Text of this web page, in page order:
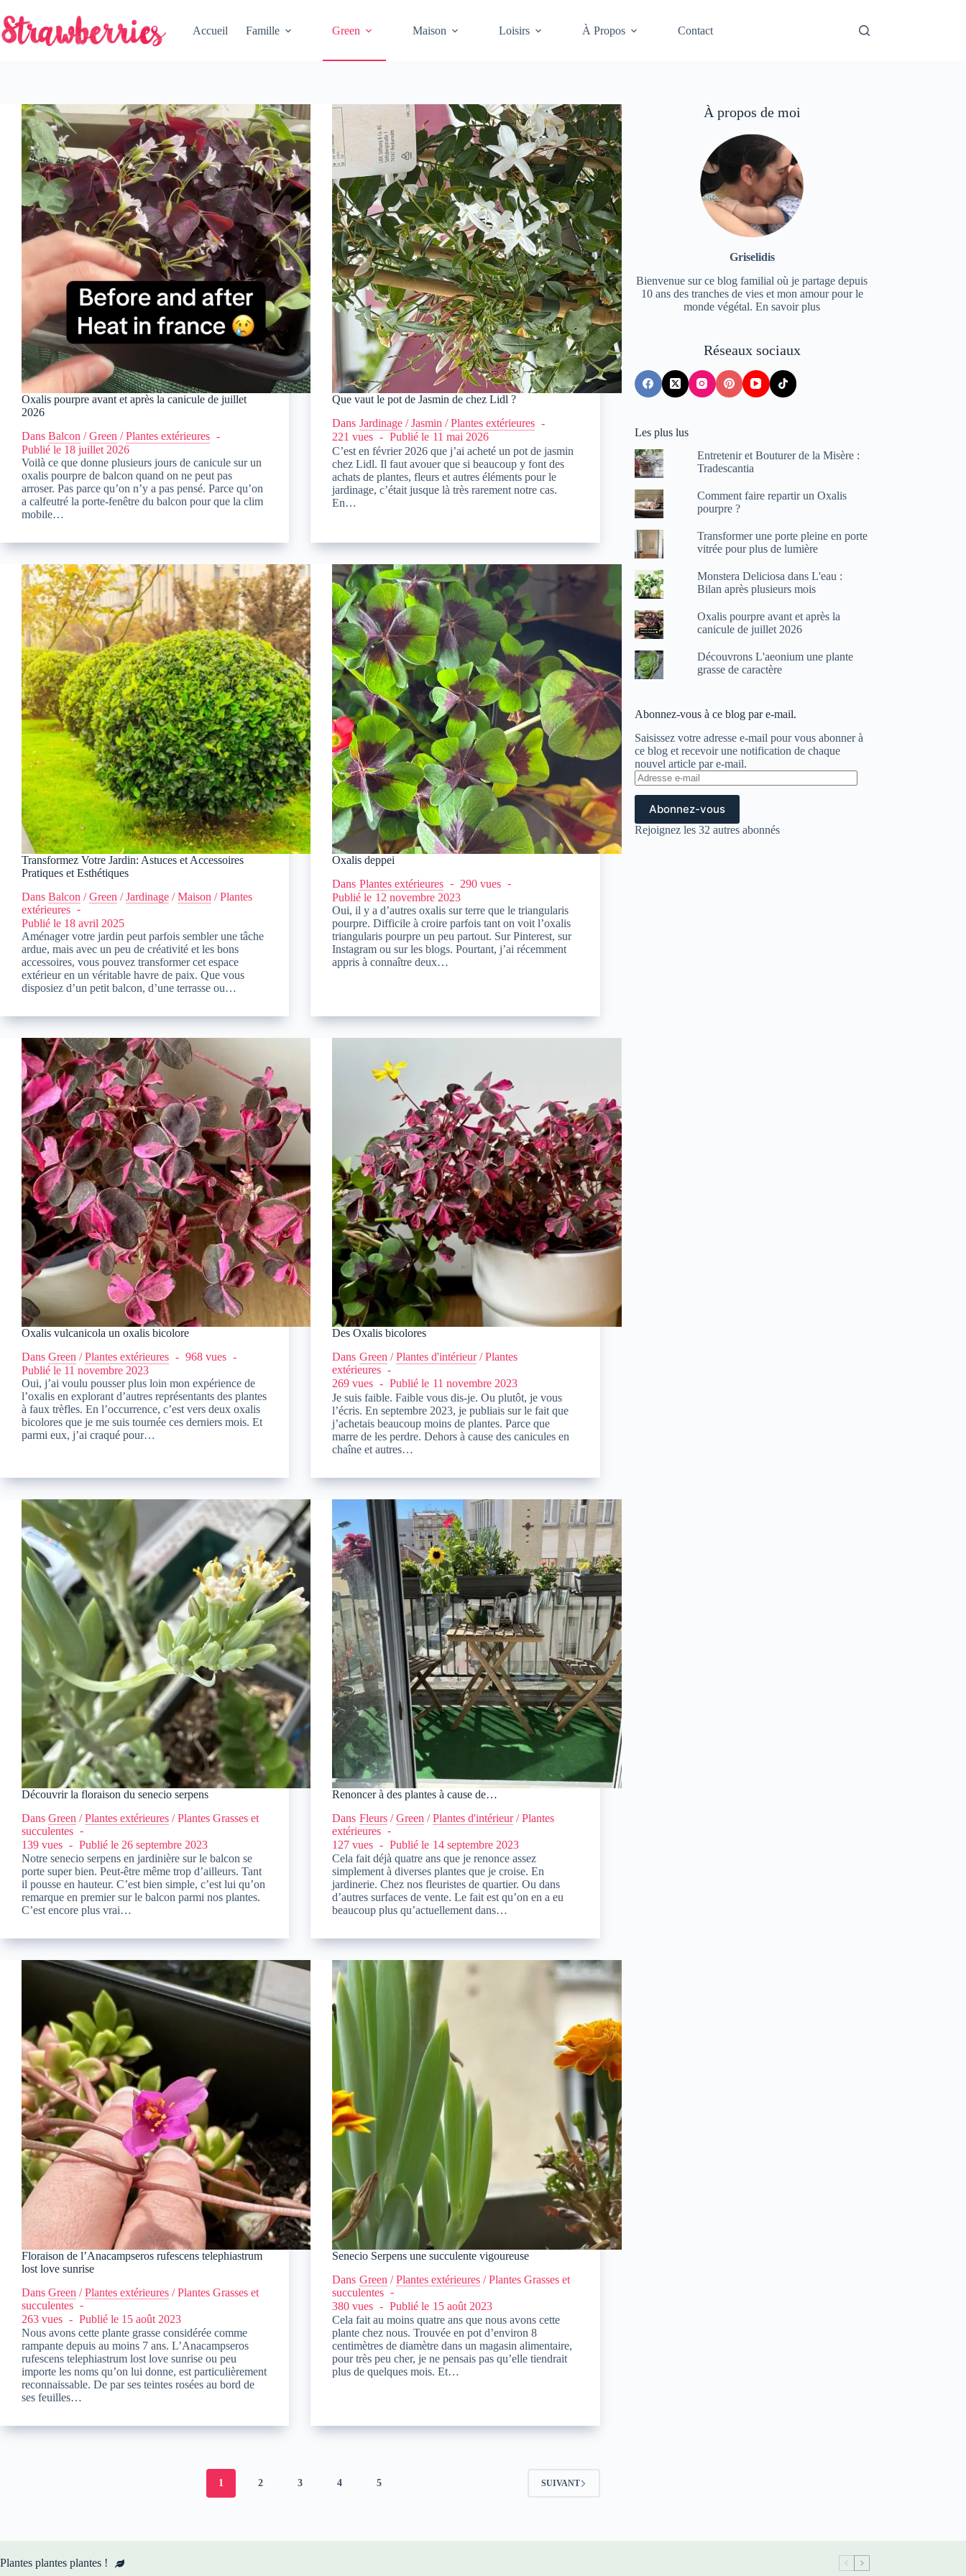
au
contenu
Accueil Famille Green Maison Loisirs À Propos Contact
Oxalis pourpre avant et après la canicule de juillet
2026
Dans Balcon /Green /Plantes extérieures
Publié le 18 juillet 2026
Voilà ce que donne plusieurs jours de canicule sur un
oxalis pourpre de balcon quand on ne peut pas
arroser. Pas parce qu’on n’y a pas pensé. Parce qu’on
a calfeutré la porte-fenêtre du balcon pour que la clim
mobile…
Que vaut le pot de Jasmin de chez Lidl ?
Dans Jardinage/Jasmin /Plantes extérieures
221 vues
Publié le 11 mai 2026
C’est en février 2026 que j’ai acheté un pot de jasmin
chez Lidl. Il faut avouer que si beaucoup y font des
achats de plantes, fleurs et autres éléments pour le
jardinage, c’était jusque là très rarement notre cas.
En…
Transformez Votre Jardin: Astuces et Accessoires
Pratiques et Esthétiques
Dans Balcon /Green /Jardinage /Maison /Plantes
extérieures
Publié le 18 avril 2025
Aménager votre jardin peut parfois sembler une tâche
ardue, mais avec un peu de créativité et les bons
accessoires, vous pouvez transformer cet espace
extérieur en un véritable havre de paix. Que vous
disposiez d’un petit balcon, d’une terrasse ou…
Oxalis deppei
Dans Plantes extérieures
290 vues
Publié le 12 novembre 2023
Oui, il y a d’autres oxalis sur terre que le triangularis
pourpre. Difficile à croire parfois tant on voit l’oxalis
triangularis pourpre un peu partout. Sur Pinterest, sur
Instagram ou sur les blogs. Pourtant, j’ai récemment
appris à connaître deux…
Oxalis vulcanicola un oxalis bicolore
Dans Green /Plantes extérieures
968 vues
Publié le 11 novembre 2023
Oui, j’ai voulu pousser plus loin mon expérience de
l’oxalis en explorant d’autres représentants des plantes
à faux trèfles. En l’occurrence, c’est vers deux oxalis
bicolores que je me suis tournée ces derniers mois. Et
parmi eux, j’ai craqué pour…
Des Oxalis bicolores
Dans Green /Plantes d'intérieur/Plantes
extérieures
269 vues
Publié le 11 novembre 2023
Je suis faible. Faible vous dis-je. Ou plutôt, je vous
l’écris. En septembre 2023, je publiais sur le fait que
j’achetais beaucoup moins de plantes. Parce que
marre de les perdre. Dehors à cause des canicules en
chaîne et autres…
Découvrir la floraison du senecio serpens
Dans Green /Plantes extérieures /Plantes Grasses et
succulentes
139 vues
Publié le 26 septembre 2023
Notre senecio serpens en jardinière sur le balcon se
porte super bien. Peut-être même trop d’ailleurs. Tant
il pousse en hauteur. C’est bien simple, c’est lui qu’on
remarque en premier sur le balcon parmi nos plantes.
C’est encore plus vrai…
Renoncer à des plantes à cause de…
Dans Fleurs/Green /Plantes d'intérieur/Plantes
extérieures
127 vues
Publié le 14 septembre 2023
Cela fait déjà quatre ans que je renonce assez
simplement à diverses plantes que je croise. En
jardinerie. Chez nos fleuristes de quartier. Ou dans
d’autres surfaces de vente. Le fait est qu’on en a eu
beaucoup plus qu’actuellement dans…
Floraison de l’Anacampseros rufescens telephiastrum
lost love sunrise
Dans Green /Plantes extérieures /Plantes Grasses et
succulentes
263 vues
Publié le 15 août 2023
Nous avons cette plante grasse considérée comme
rampante depuis au moins 7 ans. L’Anacampseros
rufescens telephiastrum lost love sunrise ou peu
importe les noms qu’on lui donne, est particulièrement
reconnaissable. De par ses teintes rosées au bord de
ses feuilles…
Senecio Serpens une succulente vigoureuse
Dans Green /Plantes extérieures/Plantes Grasses et
succulentes
380 vues
Publié le 15 août 2023
Cela fait au moins quatre ans que nous avons cette
plante chez nous. Trouvée en pot d’environ 8
centimètres de diamètre dans un magasin alimentaire,
pour très peu cher, je ne pensais pas qu’elle tiendrait
plus de quelques mois. Et…
1 2 3 4 5 SUIVANT
À propos de moi
Griselidis
Bienvenue sur ce blog familial où je partage depuis
10 ans des tranches de vies et mon amour pour le
monde végétal.En savoir plus
Réseaux sociaux
Les plus lus
Entretenir et Bouturer de la Misère :
Tradescantia
Comment faire repartir un Oxalis
pourpre ?
Transformer une porte pleine en porte
vitrée pour plus de lumière
Monstera Deliciosa dans L'eau :
Bilan après plusieurs mois
Oxalis pourpre avant et après la
canicule de juillet 2026
Découvrons L'aeonium une plante
grasse de caractère
Abonnez-vous à ce blog par e-mail.
Saisissez votre adresse e-mail pour vous abonner à
ce blog et recevoir une notification de chaque
nouvel article par e-mail.
Adresse
e-
mail
Abonnez-vous
Rejoignez les 32 autres abonnés
Plantes plantes plantes !